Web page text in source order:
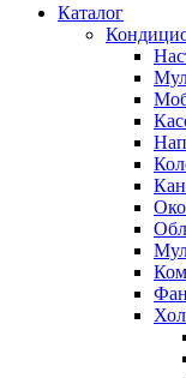
Каталог